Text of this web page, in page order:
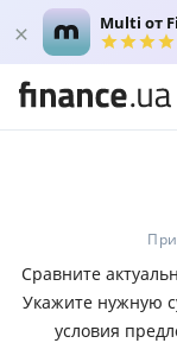
Multi от
Сравните
Укажите нужную
условия